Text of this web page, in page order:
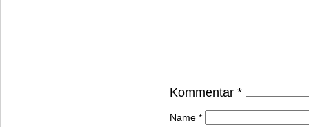
Kommentar *
Name *